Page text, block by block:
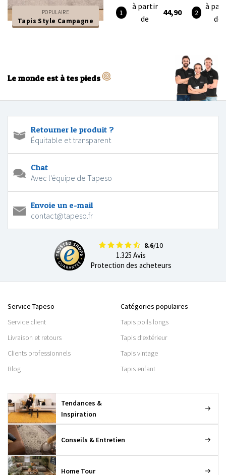
POPULAIRE
Tapis Style Campagne
à partir
de
44,90
à
de
Le monde est à tes pieds
Retourner le produit ?
Équitable et transparent
Chat
Avec l'équipe de Tapeso
Envoie un e-mail
contact@tapeso.fr
8.6/10
1.325 Avis
Protection des acheteurs
Service Tapeso
Service client
Livraison et retours
Clients professionnels
Blog
Catégories populaires
Tapis poils longs
Tapis d’extérieur
Tapis vintage
Tapis enfant
Tendances &
Inspiration
Conseils & Entretien
Home Tour